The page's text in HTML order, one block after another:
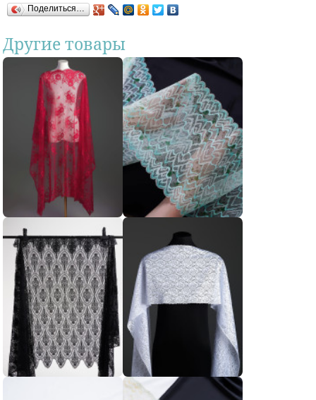
Поделиться…
Другие товары